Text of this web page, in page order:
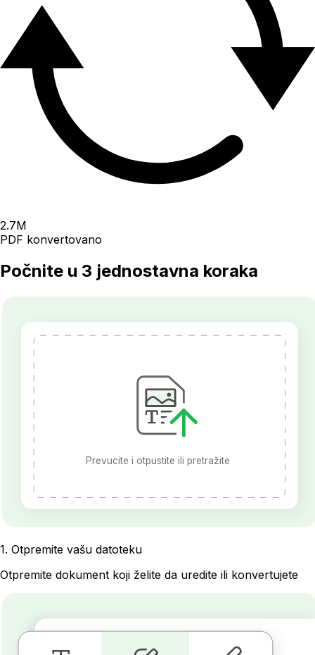
2.7M
PDF konvertovano
Počnite u 3 jednostavna koraka
Prevucite i otpustite ili pretražite
1. Otpremite vašu datoteku
Otpremite dokument koji želite da uredite ili konvertujete